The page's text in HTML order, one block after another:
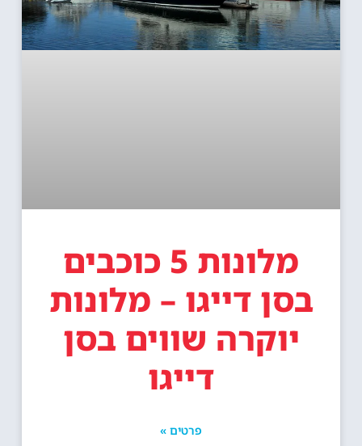
מלונות 5 כוכבים
בסן דייגו – מלונות
יוקרה שווים בסן
דייגו
פרטים »